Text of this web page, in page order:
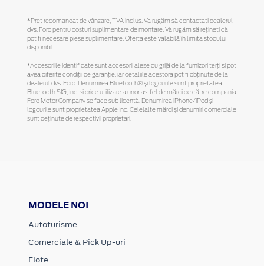
*Preţ recomandat de vânzare, TVA inclus. Vă rugăm să contactaţi dealerul
dvs. Ford pentru costuri suplimentare de montare. Vă rugăm să reţineţi că
pot fi necesare piese suplimentare. Oferta este valabilă în limita stocului
disponibil.
*Accesoriile identificate sunt accesorii alese cu grijă de la furnizori terți și pot
avea diferite condiții de garanție, iar detaliile acestora pot fi obținute de la
dealerul dvs. Ford. Denumirea Bluetooth® și logourile sunt proprietatea
Bluetooth SIG, Inc. și orice utilizare a unor astfel de mărci de către compania
Ford Motor Company se face sub licență. Denumirea iPhone/iPod și
logourile sunt proprietatea Apple Inc. Celelalte mărci și denumiri comerciale
sunt deținute de respectivii proprietari.
MODELE NOI
Autoturisme
Comerciale & Pick Up-uri
Flote